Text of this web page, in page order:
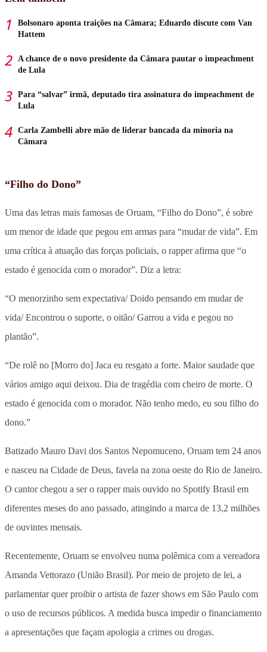
Bolsonaro aponta traições na Câmara; Eduardo discute com Van
Hattem
A chance de o novo presidente da Câmara pautar o impeachment
de Lula
Para “salvar” irmã, deputado tira assinatura do impeachment de
Lula
Carla Zambelli abre mão de liderar bancada da minoria na
Câmara
“Filho do Dono”
Uma das letras mais famosas de Oruam, “Filho do Dono”, é sobre
um menor de idade que pegou em armas para “mudar de vida”. Em
uma crítica à atuação das forças policiais, o rapper afirma que “o
estado é genocida com o morador”. Diz a letra:
“O menorzinho sem expectativa/ Doido pensando em mudar de
vida/ Encontrou o suporte, o oitão/ Garrou a vida e pegou no
plantão”.
“De rolê no [Morro do] Jaca eu resgato a forte. Maior saudade que
vários amigo aqui deixou. Dia de tragédia com cheiro de morte. O
estado é genocida com o morador. Não tenho medo, eu sou filho do
dono.”
Batizado Mauro Davi dos Santos Nepomuceno, Oruam tem 24 anos
e nasceu na Cidade de Deus, favela na zona oeste do Rio de Janeiro.
O cantor chegou a ser o rapper mais ouvido no Spotify Brasil em
diferentes meses do ano passado, atingindo a marca de 13,2 milhões
de ouvintes mensais.
Recentemente, Oruam se envolveu numa polêmica com a vereadora
Amanda Vettorazo (União Brasil). Por meio de projeto de lei, a
parlamentar quer proibir o artista de fazer shows em São Paulo com
o uso de recursos públicos. A medida busca impedir o financiamento
a apresentações que façam apologia a crimes ou drogas.